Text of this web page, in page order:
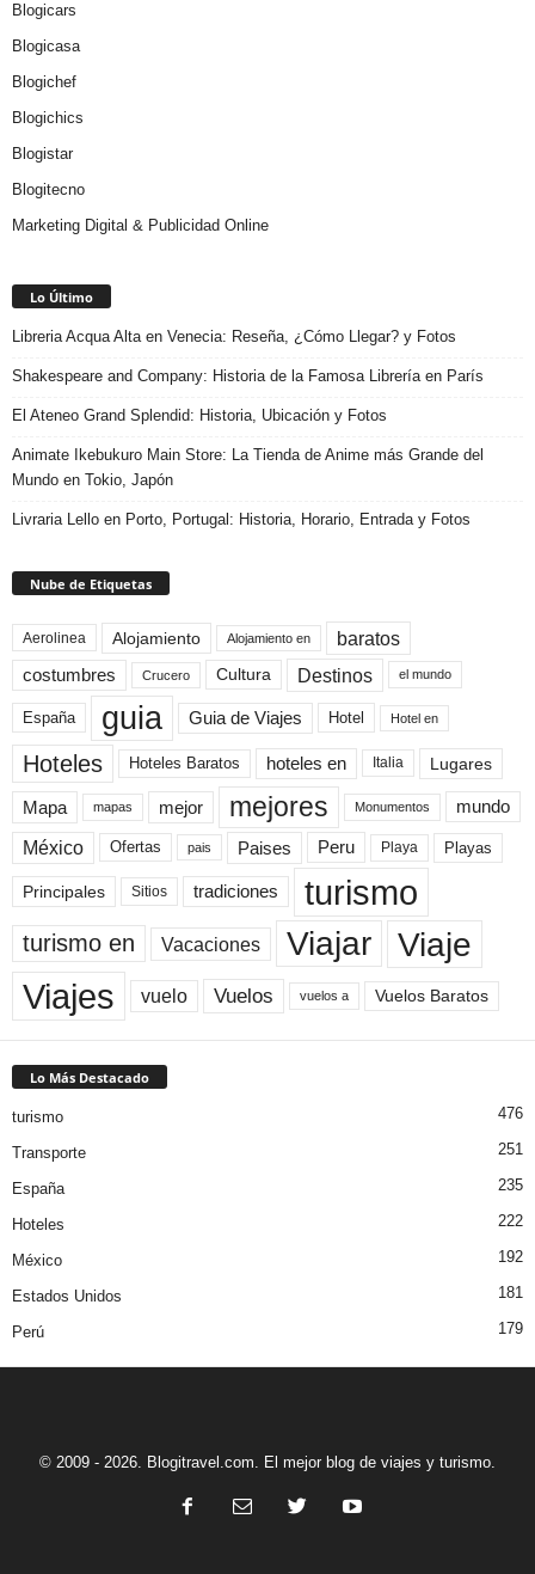
Blogicars
Blogicasa
Blogichef
Blogichics
Blogistar
Blogitecno
Marketing Digital & Publicidad Online
Lo Último
Libreria Acqua Alta en Venecia: Reseña, ¿Cómo Llegar? y Fotos
Shakespeare and Company: Historia de la Famosa Librería en París
El Ateneo Grand Splendid: Historia, Ubicación y Fotos
Animate Ikebukuro Main Store: La Tienda de Anime más Grande del
Mundo en Tokio, Japón
Livraria Lello en Porto, Portugal: Historia, Horario, Entrada y Fotos
Nube de Etiquetas
Aerolinea Alojamiento Alojamiento en baratos
costumbres Crucero Cultura Destinos el mundo
España guia Guia de Viajes Hotel Hotel en
Hoteles Hoteles Baratos hoteles en Italia Lugares
Mapa mapas mejor mejores Monumentos mundo
México Ofertas pais Paises Peru Playa Playas
Principales Sitios tradiciones turismo
turismo en Vacaciones Viajar Viaje
Viajes vuelo Vuelos vuelos a Vuelos Baratos
Lo Más Destacado
turismo 476
Transporte 251
España 235
Hoteles 222
México 192
Estados Unidos 181
Perú 179
© 2009 - 2026. Blogitravel.com. El mejor blog de viajes y turismo.